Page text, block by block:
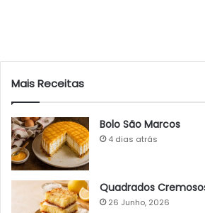
Mais Receitas
Bolo São Marcos
4 dias atrás
Quadrados
26 Junho, 2026